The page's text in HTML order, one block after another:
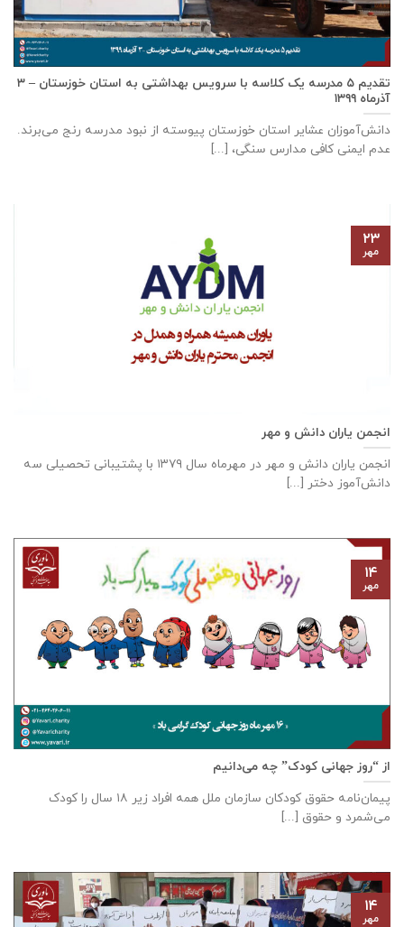
تقدیم ۵ مدرسه یک کلاسه با سرويس بهداشتی به استان خوزستان – ۳
آذر‌ماه ۱۳۹۹
دانش‌آموزان عشایر استان خوزستان پيوسته از نبود مدرسه رنج می‌برند.
عدم ایمنی کافی مدارس سنگی، [...]
انجمن یاران دانش و مهر
انجمن یاران دانش و مهر در مهرماه سال ۱۳۷۹ با پشتیبانی تحصیلی سه
دانش‌آموز دختر [...]
۲۳
مهر
از “روز جهانی کودک” چه می‌دانیم
پیمان‌نامه‌ حقوق کودکان سازمان ملل همه‌ افراد زیر ۱۸ سال را کودک
می‌شمرد و حقوق [...]
۱۴
مهر
۱۴
مهر